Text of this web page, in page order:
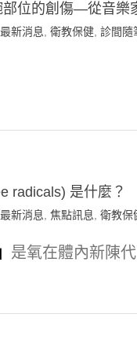
部位的創傷—從音樂
最新消息 衛教保健 診間隨
radicals) 是什麼？
最新消息 焦點訊息 衛教保
是氧在體內新陳